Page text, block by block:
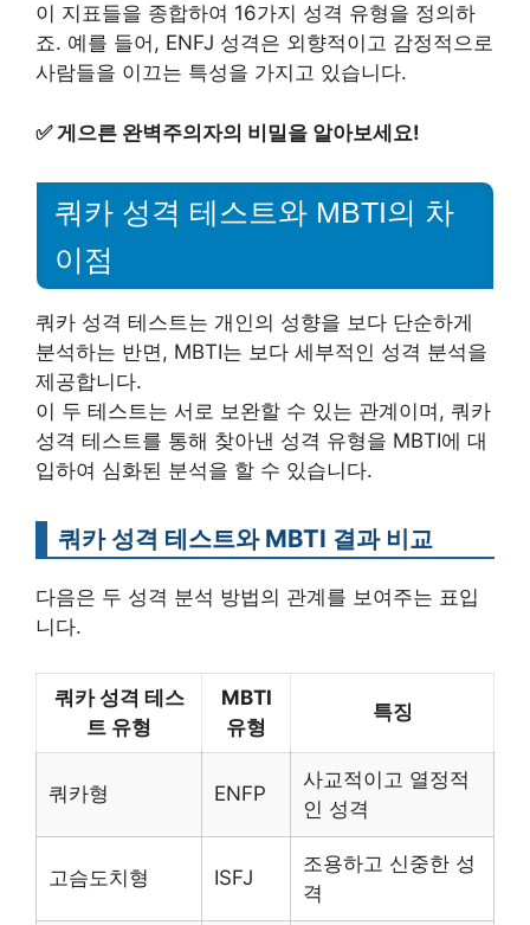
이 지표들을 종합하여 16가지 성격 유형을 정의하
죠. 예를 들어, ENFJ 성격은 외향적이고 감정적으로
사람들을 이끄는 특성을 가지고 있습니다.
✅게으른 완벽주의자의 비밀을 알아보세요!
쿼카 성격 테스트와 MBTI의 차
이점
쿼카 성격 테스트는 개인의 성향을 보다 단순하게
분석하는 반면, MBTI는 보다 세부적인 성격 분석을
제공합니다.
이 두 테스트는 서로 보완할 수 있는 관계이며, 쿼카
성격 테스트를 통해 찾아낸 성격 유형을 MBTI에 대
입하여 심화된 분석을 할 수 있습니다.
쿼카 성격 테스트와 MBTI 결과 비교
다음은 두 성격 분석 방법의 관계를 보여주는 표입
니다.
쿼카 성격 테스
트 유형
MBTI
유형
특징
쿼카형 ENFP
사교적이고 열정적
인 성격
고슴도치형 ISFJ
조용하고 신중한 성
격